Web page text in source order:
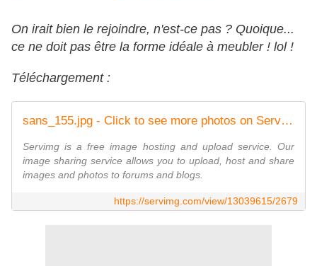
On irait bien le rejoindre, n'est-ce pas ? Quoique...
ce ne doit pas être la forme idéale à meubler ! lol !
Téléchargement :
sans_155.jpg - Click to see more photos on ServImg
Servimg is a free image hosting and upload service. Our
image sharing service allows you to upload, host and share
images and photos to forums and blogs.
https://servimg.com/view/13039615/2679